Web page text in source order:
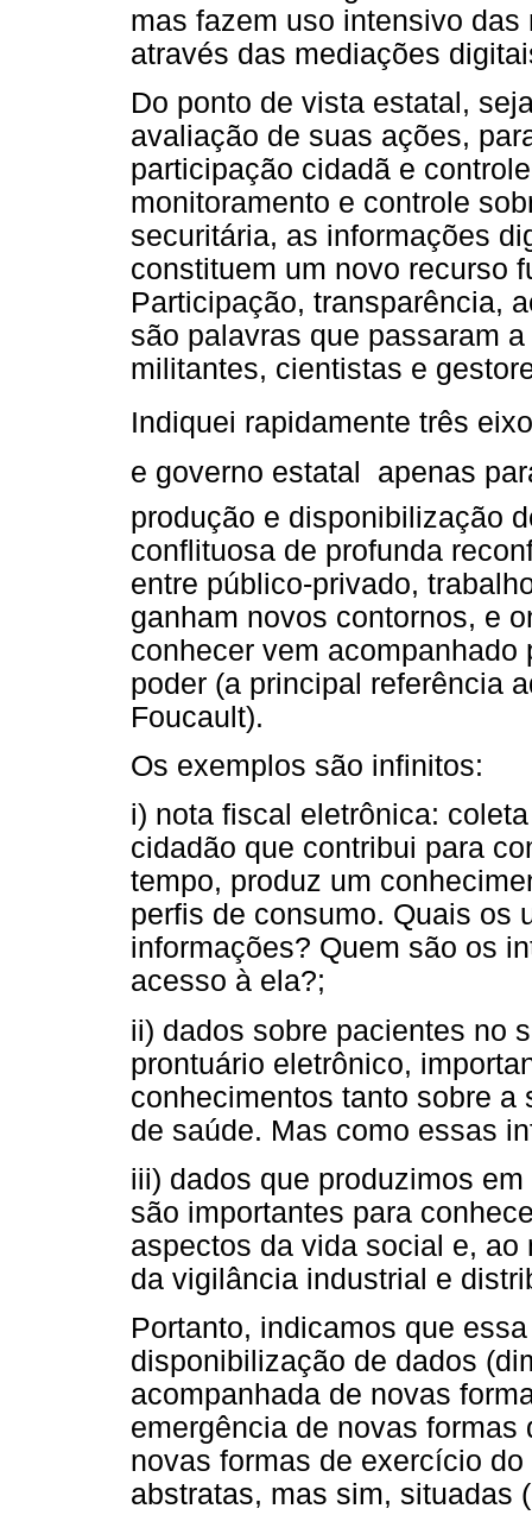
mas fazem uso intensivo
através das mediações
Do ponto de vista estatal,
avaliação de suas ações,
participação cidadã e
monitoramento e controle
securitária, as informações
constituem um novo recurso
Participação, transparência,
são palavras que passaram
militantes, cientistas e
Indiquei rapidamente três
e governo estatal  apenas
produção e disponibilização
conflituosa de profunda
entre público-privado,
ganham novos contornos, e
conhecer vem
poder (a principal referência
Foucault).
Os exemplos são infinitos:
i) nota fiscal eletrônica:
cidadão que contribui para
tempo, produz um
perfis de consumo. Quais os
informações? Quem são os
acesso à ela?;
ii) dados sobre pacientes no
prontuário eletrônico,
conhecimentos tanto sobre
de saúde. Mas como essas
iii) dados que produzimos
são importantes para
aspectos da vida social e,
da vigilância industrial e
Portanto, indicamos que
disponibilização de dados
acompanhada de novas
emergência de novas
novas formas de exercício
abstratas, mas sim, situadas